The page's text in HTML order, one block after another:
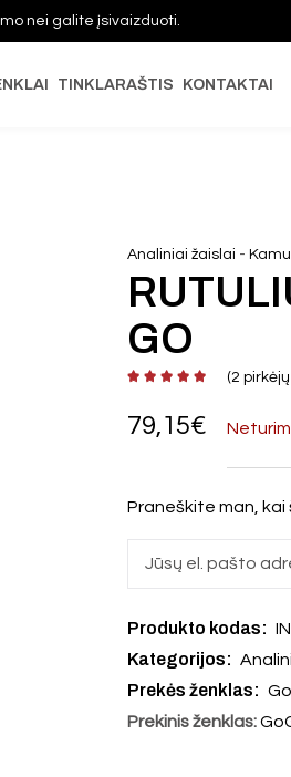
nei galite įsivaizduoti.
TINKLARAŠTIS KONTAKTAI
Analiniai žaislai -
GO
(2
79,15€
Praneškite man,
Produkto kodas:
Kategorijos:
Prekės ženklas:
Prekinis ženklas: